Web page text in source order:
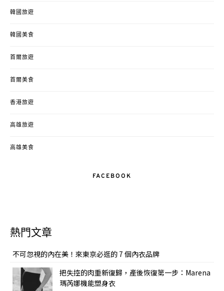
韓國旅遊
韓國美食
首爾旅遊
首爾美食
香港旅遊
高雄旅遊
高雄美食
FACEBOOK
熱門文章
不可忽視的內在美！來東京必逛的 7 個內衣品牌
把失控的肉重新復歸，產後恢復第一步：Marena
瑪芮娜機能塑身衣